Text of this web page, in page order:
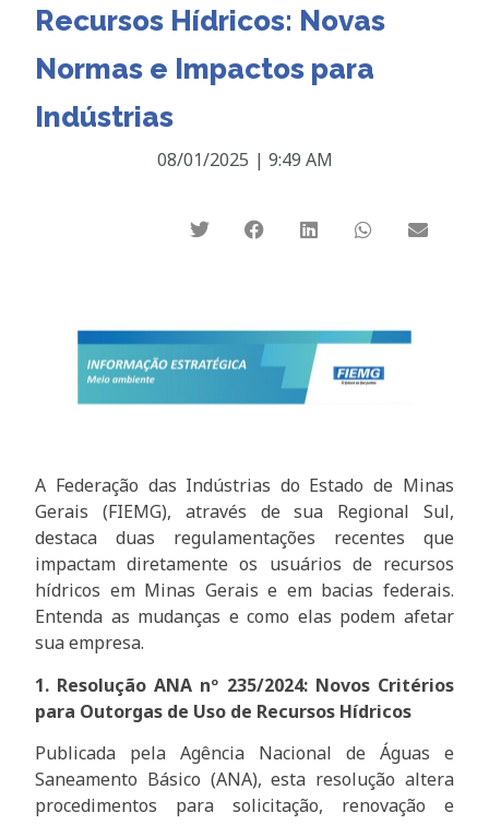
Recursos Hídricos: Novas
Normas e Impactos para
Indústrias
08/01/2025 | 9:49 AM
A Federação das Indústrias do Estado de Minas
Gerais (FIEMG), através de sua Regional Sul,
destaca duas regulamentações recentes que
impactam diretamente os usuários de recursos
hídricos em Minas Gerais e em bacias federais.
Entenda as mudanças e como elas podem afetar
sua empresa.
1. Resolução ANA nº 235/2024: Novos Critérios
para Outorgas de Uso de Recursos Hídricos
Publicada pela Agência Nacional de Águas e
Saneamento Básico (ANA), esta resolução altera
procedimentos para solicitação, renovação e